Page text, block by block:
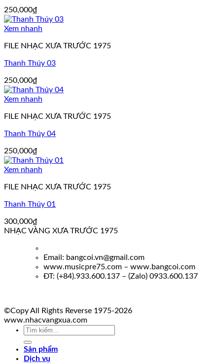
250,000₫
Xem nhanh
FILE NHẠC XƯA TRƯỚC 1975
Thanh Thúy 03
250,000₫
Xem nhanh
FILE NHẠC XƯA TRƯỚC 1975
Thanh Thúy 04
250,000₫
Xem nhanh
FILE NHẠC XƯA TRƯỚC 1975
Thanh Thúy 01
300,000₫
NHẠC VÀNG XƯA TRƯỚC 1975
Email: bangcoi.vn@gmail.com
www.musicpre75.com – www.bangcoi.com
ĐT: (+84).933.600.137 – (Zalo) 0933.600.137
©Copy All Rights Reverse 1975-2026
www.nhacvangxua.com
Tìm
Sản phẩm
Dịch vụ